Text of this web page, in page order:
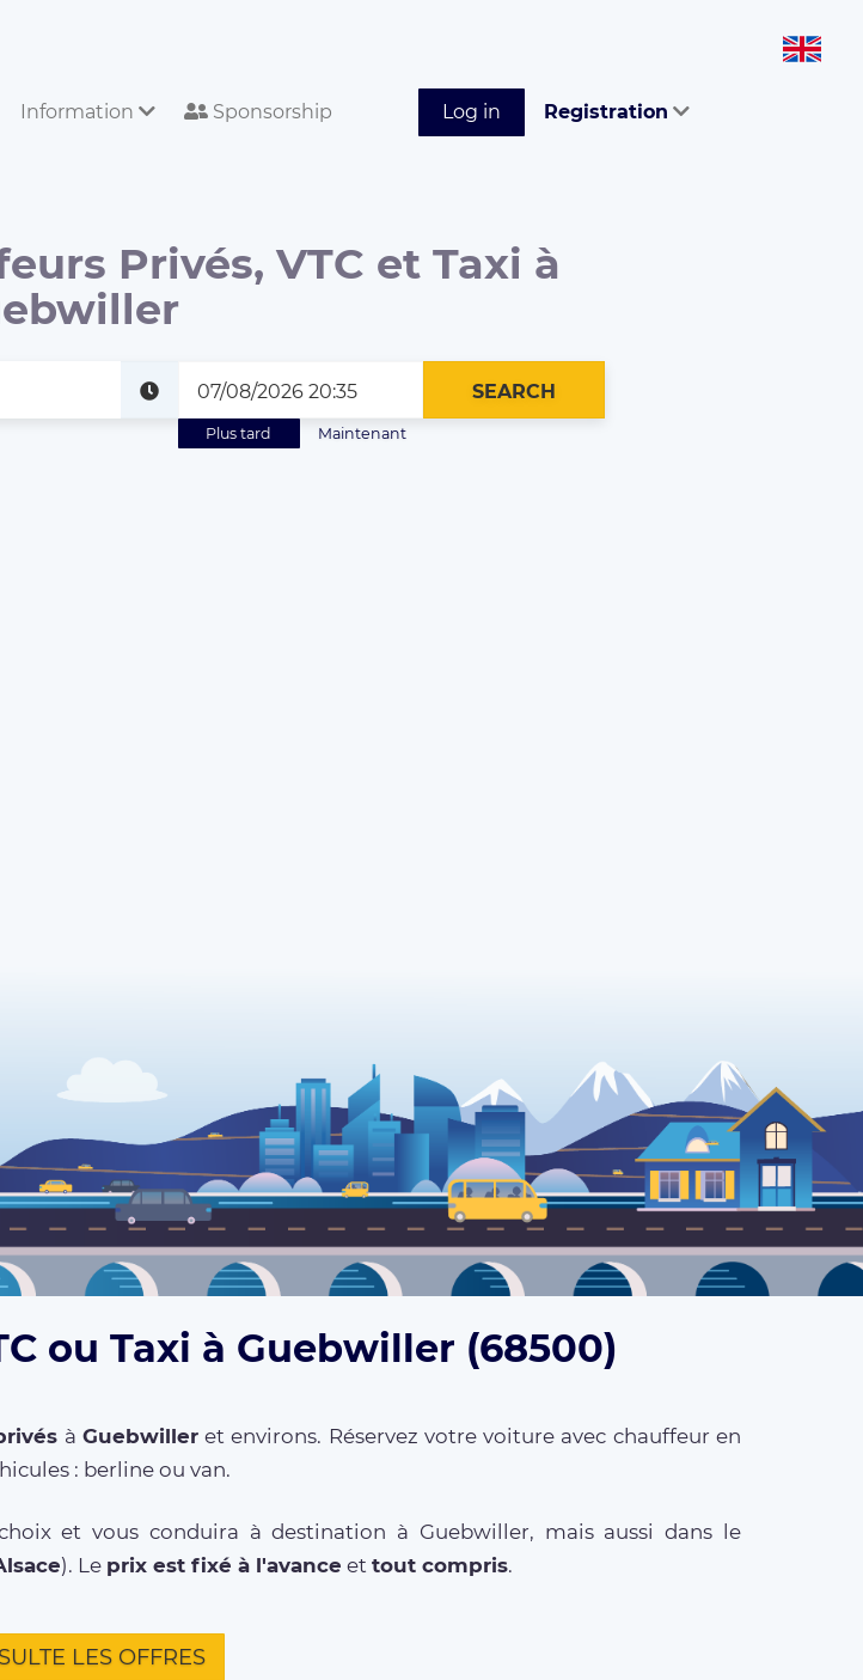
Information Sponsorship Log in Registration
Privés, VTC et Taxi à
Maintenant
Plus tard
SEARCH
ou Taxi à Guebwiller (68500)
à Guebwilleret environs. Réservez votre voiture avec chauffeur en
: berline ou van.
et vous conduira à destination à Guebwiller, mais aussi dans le
). Le prix est fixé à l'avance et tout compris.
LES OFFRES